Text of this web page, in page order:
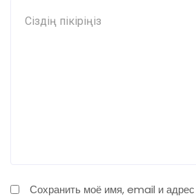
Сохранить моё имя, email и адрес